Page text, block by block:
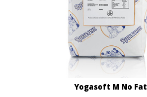
Yogasoft M No Fat